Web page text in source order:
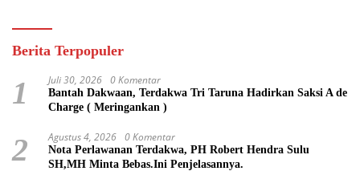
Berita Terpopuler
1 Juli 30, 2026 0 Komentar
Bantah Dakwaan, Terdakwa Tri Taruna Hadirkan Saksi A de
Charge ( Meringankan )
2 Agustus 4, 2026 0 Komentar
Nota Perlawanan Terdakwa, PH Robert Hendra Sulu
SH,MH Minta Bebas.Ini Penjelasannya.